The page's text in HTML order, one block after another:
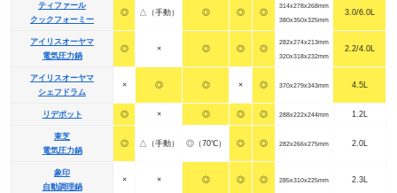
ティファール
クックフォーミー
◎ △（手動） ◎ ◎ ◎
314x278x268mm
380x350x325mm
3.0/6.0L
アイリスオーヤマ
電気圧力鍋
◎ × ◎ ◎ ◎
282x274x213mm
320x318x232mm
2.2/4.0L
アイリスオーヤマ
シェフドラム
× ◎ ◎ × ◎ 370x279x343mm 4.5L
リデポット ◎ × ◎ ◎ ◎ 288x222x244mm 1.2L
東芝
電気圧力鍋
◎ △（手動） ◎（70℃） ◎ ◎ 282x266x275mm 2.0L
象印
自動調理鍋
× × ◎ ◎ ◎ 285x310x225mm 2.3L